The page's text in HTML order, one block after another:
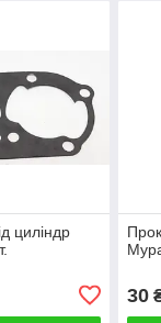
циліндр
30